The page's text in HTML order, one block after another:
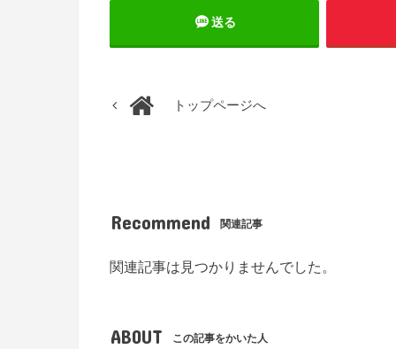
送る
トップページへ
Recommend 関連記事
関連記事は見つかりませんでした。
ABOUT この記事をかいた人